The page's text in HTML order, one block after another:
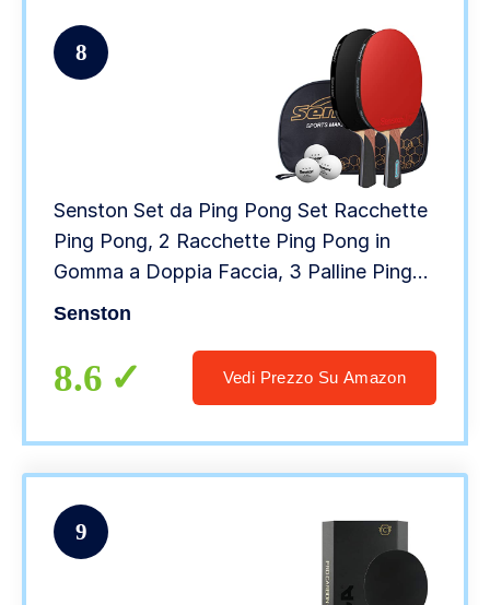
8
Senston Set da Ping Pong Set Racchette
Ping Pong, 2 Racchette Ping Pong in
Gomma a Doppia Faccia, 3 Palline Ping
Pong, 1 Borsa Portatile
Senston
8.6 Vedi Prezzo Su Amazon
9